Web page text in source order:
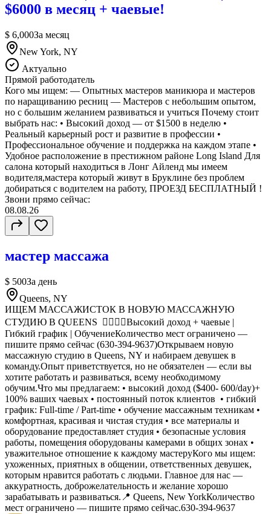
$6000 в месяц + чаевые!
$ 6,000За месяц
New York, NY
Актуально
Прямой работодатель
Кого мы ищем: — Опытных мастеров маникюра и мастеров
по наращиванию ресниц — Мастеров с небольшим опытом,
но с большим желанием развиваться и учиться Почему стоит
выбрать нас: • Высокий доход — от $1500 в неделю •
Реальный карьерный рост и развитие в профессии •
Профессиональное обучение и поддержка на каждом этапе •
Удобное расположение в престижном районе Long Island Для
салона который находиться в Лонг Айленд мы имеем
водителя,мастера который живут в Бруклине без проблем
добираться с водителем на работу, ПРОЕЗД БЕСПЛАТНЫЙ !
Звони прямо сейчас:
08.08.26
мастер массажа
$ 500За день
Queens, NY
ИЩЕМ МАССАЖИСТОК В НОВУЮ МАССАЖНУЮ
СТУДИЮ В QUEENS 💆🏻‍♀️✨Высокий доход + чаевые |
Гибкий график | ОбучениеКоличество мест ограничено —
пишите прямо сейчас (630-394-9637)Открываем новую
массажную студию в Queens, NY и набираем девушек в
команду.Опыт приветствуется, но не обязателен — если вы
хотите работать и развиваться, всему необходимому
обучим.Что мы предлагаем: • высокий доход ($400- 600/day)+
100% ваших чаевых • постоянный поток клиентов • гибкий
график: Full-time / Part-time • обучение массажным техникам •
комфортная, красивая и чистая студия • все материалы и
оборудование предоставляет студия • безопасные условия
работы, помещения оборудованы камерами в общих зонах •
уважительное отношение к каждому мастеруКого мы ищем:
ухоженных, приятных в общении, ответственных девушек,
которым нравится работать с людьми. Главное для нас —
аккуратность, доброжелательность и желание хорошо
зарабатывать и развиваться.📍 Queens, New YorkКоличество
мест ограничено — пишите прямо сейчас.630-394-9637